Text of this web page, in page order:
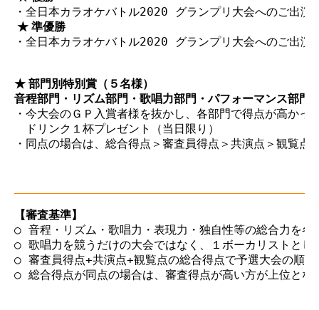
★ 準優勝
・全日本カラオケバトル2020 グランプリ大会へのご出演
★ 部門別特別賞（５名様）
音程部門・リズム部門・歌唱力部門・パフォーマンス部門
・今大会のＧＰ入賞者様を抜かし、各部門で得点が高かっ
ドリンク１杯プレゼント（当日限り）
・同点の場合は、総合得点＞審査員得点＞共演点＞観覧点
【審査基準】
○ 音程・リズム・歌唱力・表現力・独自性等の総合力を
○ 歌唱力を競うだけの大会ではなく、１ボーカリストと
○ 審査員得点+共演点+観覧点の総合得点で予選大会の順位
○ 総合得点が同点の場合は、審査得点が高い方が上位とな